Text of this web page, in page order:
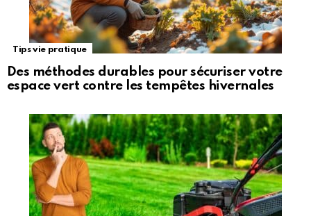
Tips vie pratique
Des méthodes durables pour sécuriser votre
espace vert contre les tempêtes hivernales